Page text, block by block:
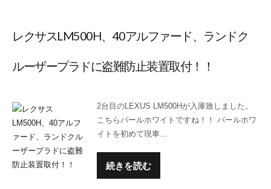
レクサスLM500H、40アルファード、ランドク
ルーザープラドに盗難防止装置取付！！
2台目のLEXUS LM500Hが入庫致しました。
こちらパールホワイトですね！！ パールホワ
イトを初めて現車…
続きを読む